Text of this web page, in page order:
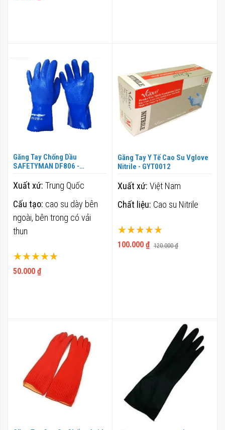
Găng Tay Chống Dầu
SAFETYMAN DF806 -
Xếp hạng:
100%
50.000 ₫
Xuất xứ: Trung Quốc
Cấu tạo: cao su dày bên
ngoài, bên trong có vải
thun
Găng Tay Y Tế Cao Su Vglove
Nitrile - GYT0012
Xếp hạng:
100%
100.000 ₫ 120.000 ₫
Xuất xứ: Việt Nam
Chất liệu: Cao su Nitrile